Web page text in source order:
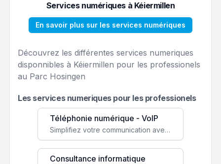
Services numériques à Kéiermillen
En savoir plus sur les services numériques
Découvrez les différentes services numeriques
disponnibles à Kéiermillen pour les professionels
au Parc Hosingen
Les services numeriques pour les professionels
Téléphonie numérique - VoIP
Simplifiez votre communication avec une solution VoIP flexible, économique et adaptée à vos besoins professionnels.
Consultance informatique